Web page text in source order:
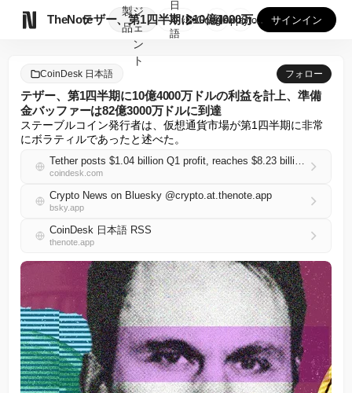
TheNote
製
品
ジ
ェ
ン
ト
テザー、第1四半期に10億4000万ドルの利益を計上、準備金...
日
本
語
GooglePlay
AppStore サインイン
CoinDesk 日本語 フォロー
テザー、第1四半期に10億4000万ドルの利益を計上、準備
金バッファーは82億3000万ドルに到達
ステーブルコイン発行者は、仮想通貨市場が第1四半期に非常
にボラティルであったと述べた。
Tether posts $1.04 billion Q1 profit, reaches $8.23 billion reserve buffer
coindesk.com
Crypto News on Bluesky @crypto.at.thenote.app
bsky.app
CoinDesk 日本語 RSS
thenote.app